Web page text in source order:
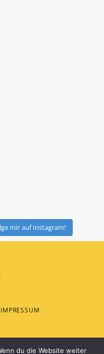
mir auf Instagram!
IMPRESSUM
du die Website weiter